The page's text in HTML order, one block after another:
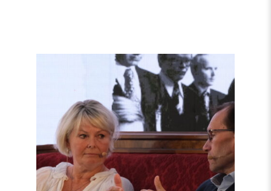
Read
article
"Møt
Helsingforskomiteen
på
Arendalsuka
2026"